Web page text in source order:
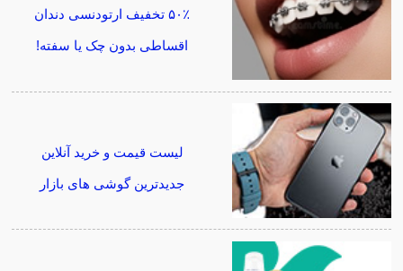
۵۰٪ تخفیف ارتودنسی دندان
اقساطی بدون چک یا سفته!
لیست قیمت و خرید آنلاین
جدیدترین گوشی های بازار